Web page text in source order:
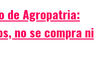
de Agropatria:
no se compra ni